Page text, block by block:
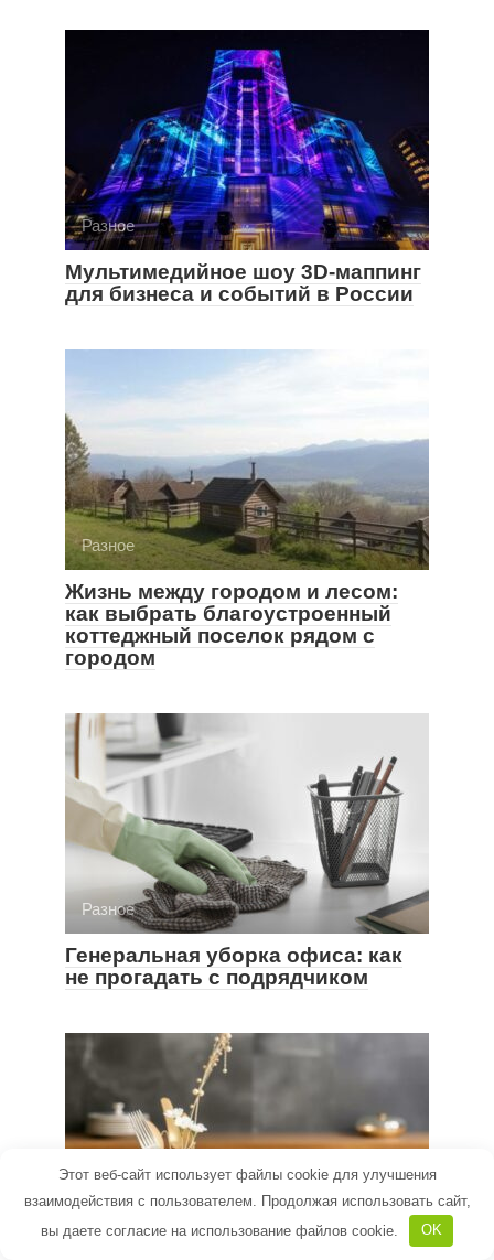
Разное
Мультимедийное шоу 3D-маппинг
для бизнеса и событий в России
Разное
Жизнь между городом и лесом:
как выбрать благоустроенный
коттеджный поселок рядом с
городом
Разное
Генеральная уборка офиса: как
не прогадать с подрядчиком
Разное
Этот веб-сайт использует файлы cookie для улучшения
взаимодействия с пользователем. Продолжая использовать сайт,
вы даете согласие на использование файлов cookie.
OK